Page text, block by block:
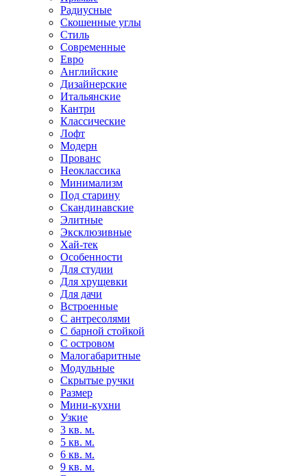
Радиусные
Скошенные углы
Стиль
Современные
Евро
Английские
Дизайнерские
Итальянские
Кантри
Классические
Лофт
Модерн
Прованс
Неоклассика
Минимализм
Под старину
Скандинавские
Элитные
Эксклюзивные
Хай-тек
Особенности
Для студии
Для хрущевки
Для дачи
Встроенные
С антресолями
С барной стойкой
С островом
Малогабаритные
Модульные
Скрытые ручки
Размер
Мини-кухни
Узкие
3 кв. м.
5 кв. м.
6 кв. м.
9 кв. м.